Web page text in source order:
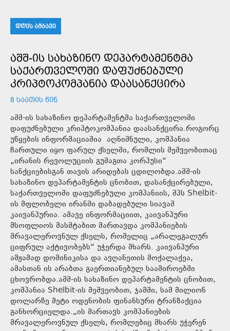
ᲓᲦᲘᲡ ᲐᲛᲑᲐᲕᲘ
ᲐᲨᲨ-ᲘᲡ ᲡᲐᲮᲐᲖᲘᲜᲝ ᲓᲔᲞᲐᲠᲢᲐᲛᲔᲜᲢᲛᲐ
ᲡᲐᲥᲐᲠᲗᲕᲔᲚᲝᲨᲘ ᲓᲐᲤᲣᲫᲜᲔᲑᲣᲚᲘ
ᲙᲠᲘᲞᲢᲝᲙᲝᲛᲞᲐᲜᲘᲐ ᲓᲐᲐᲡᲐᲜᲥᲪᲘᲠᲐ
8 ᲡᲐᲐᲗᲘᲡ ᲬᲘᲜ
აშშ-ის სახაზინო დეპარტამენტმა საქართველოში
დაფუძნებული კრიპტოკომპანია დაასანქცირა.როგორც
უწყების ინფორმაციაშია აღნიშნული, კომპანია
ჩართული იყო ფარულ ქსელში, რომლის მეშვეობითაც
„ირანის რევოლუციის გუშაგთა კორპუსი“
სანქციებისგან თავის არიდებას ცდილობდა.აშშ-ის
სახაზინო დეპარტამენტის ცნობით, დასანქცირებული,
საქართველოში დაფუძნებული კომპანიის, შპს Shelbit-
ის მფლობელი ირანში დაბადებული სიავაშ
კაივანპურია. ამავე ინფორმაციით, კაივანპური
მსოფლიოს მასშტაბით მართავდა კომპანიების
მრავალეროვნულ ქსელს, რომელიც „არალეგალურ
ციფრულ აქტივობებს“ უჭერდა მხარს. კაივანპური
ამჟამად დომინიკისა და ავღანეთის მოქალაქეა,
ამასთან ის არაბთა გაერთიანებულ საამიროებში
ცხოვრობდა.აშშ-ის სახაზინო დეპარტამენტის ცნობით,
კომპანია Shelbit-ის მეშვეობით, ჯამში, სამ მილიონ
დოლარზე მეტი ოდენობის ფინანსური ტრანზაქცია
განხორციელდა.„ის მართავს კომპანიების
მრავალეროვნულ ქსელს, რომლებიც მხარს უჭერენ